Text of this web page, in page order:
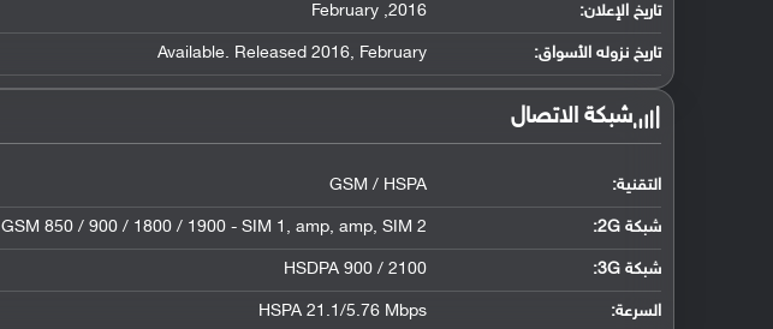
تاريخ الإعلان: 2016
,
February
تاريخ نزوله الأسواق: Available. Released 2016, February
شبكة الاتصال
التقنية: GSM / HSPA
شبكة 2G: GSM 850 / 900 / 1800 / 1900 - SIM 1 , amp, amp, SIM 2
شبكة 3G :
HSDPA 900 / 2100
السرعة: HSPA 21.1/5.76 Mbps